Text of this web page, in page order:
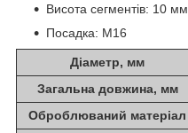
Висота сегментів: 10 мм
Посадка: M16
Діаметр, мм
Загальна довжина, мм
Оброблюваний матеріал